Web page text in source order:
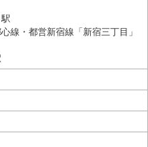
線・都営新宿線「新宿三丁目」